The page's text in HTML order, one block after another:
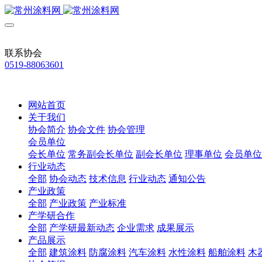
联系协会
0519-88063601
网站首页
关于我们
协会简介 协会文件 协会管理
会员单位
会长单位 常务副会长单位 副会长单位 理事单位 会员单位
行业动态
全部 协会动态 技术信息 行业动态 通知公告
产业政策
全部 产业政策 产业标准
产学研合作
全部 产学研最新动态 企业需求 成果展示
产品展示
全部 建筑涂料 防腐涂料 汽车涂料 水性涂料 船舶涂料 木